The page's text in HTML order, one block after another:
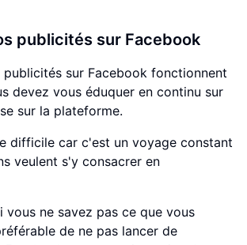
publicités sur Facebook
publicités sur Facebook fonctionnent
devez vous éduquer en continu sur
sur la plateforme.
difficile car c'est un voyage constant
veulent s'y consacrer en
vous ne savez pas ce que vous
de ne pas lancer de